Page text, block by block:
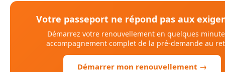
Votre passeport ne répond pas aux
Démarrez votre renouvellement en quelques
accompagnement complet de la pré-demande au
Démarrer mon renouvellement →